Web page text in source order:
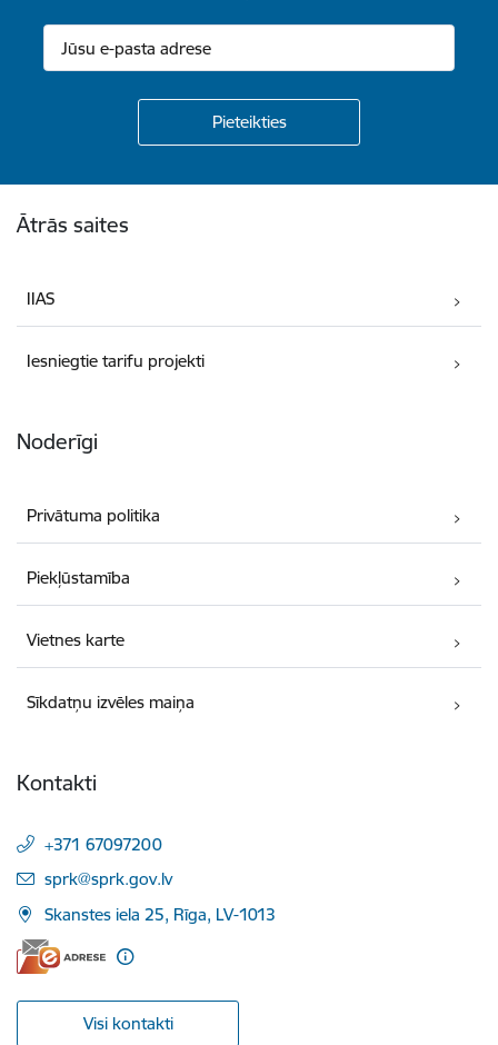
Ātrās saites
IIAS
Iesniegtie tarifu projekti
Noderīgi
Privātuma politika
Piekļūstamība
Vietnes karte
Sīkdatņu izvēles maiņa
Kontakti
+371 67097200
E-pasts:
sprk@sprk.gov.lv
Skanstes iela 25, Rīga, LV-1013
Visi kontakti